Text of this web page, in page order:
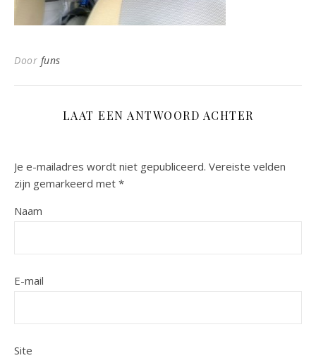
Door funs
LAAT EEN ANTWOORD ACHTER
Je e-mailadres wordt niet gepubliceerd. Vereiste velden
zijn gemarkeerd met *
Naam
E-mail
Site